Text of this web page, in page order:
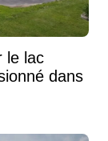
le lac
dans